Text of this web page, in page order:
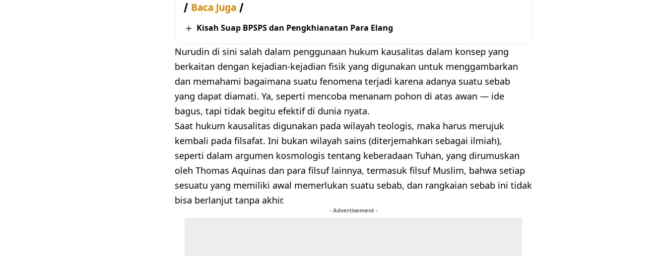
Baca Juga
Kisah Suap BPSPS dan Pengkhianatan Para Elang
Nurudin di sini salah dalam penggunaan hukum kausalitas dalam konsep yang
berkaitan dengan kejadian-kejadian fisik yang digunakan untuk menggambarkan
dan memahami bagaimana suatu fenomena terjadi karena adanya suatu sebab
yang dapat diamati. Ya, seperti mencoba menanam pohon di atas awan — ide
bagus, tapi tidak begitu efektif di dunia nyata.
Saat hukum kausalitas digunakan pada wilayah teologis, maka harus merujuk
kembali pada filsafat. Ini bukan wilayah sains (diterjemahkan sebagai ilmiah),
seperti dalam argumen kosmologis tentang keberadaan Tuhan, yang dirumuskan
oleh Thomas Aquinas dan para filsuf lainnya, termasuk filsuf Muslim, bahwa setiap
sesuatu yang memiliki awal memerlukan suatu sebab, dan rangkaian sebab ini tidak
bisa berlanjut tanpa akhir.
- Advertisement -